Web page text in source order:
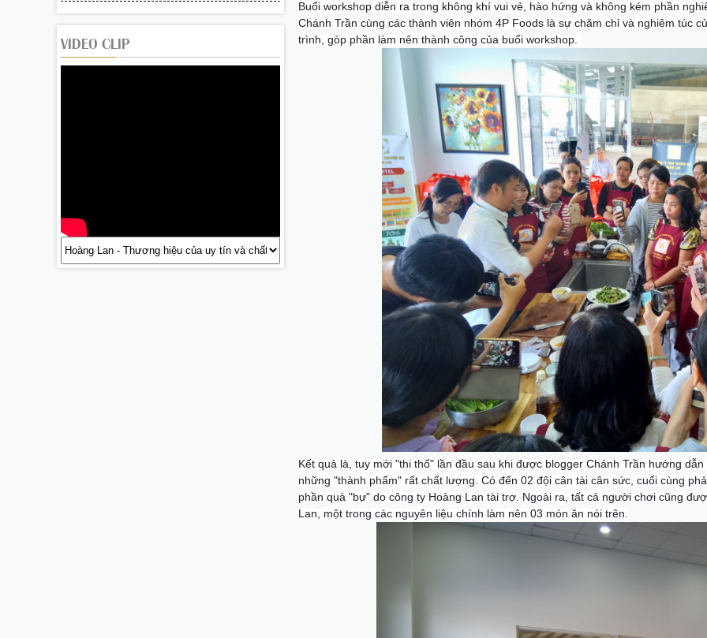
Buổi workshop diễn ra trong không khí vui vẻ, hào hứng và không kém phần
Chánh Trần cùng các thành viên nhóm 4P Foods là sự chăm chỉ và nghiêm túc
trình, góp phần làm nên thành công của buổi workshop.
Kết quả là, tuy mới "thi thố" lần đầu sau khi được blogger Chánh Trần hướng
những "thành phẩm" rất chất lượng. Có đến 02 đội cân tài cân sức, cuối cùng
phần quà "bự" do công ty Hoàng Lan tài trợ. Ngoài ra, tất cả người chơi cũng
Lan, một trong các nguyên liệu chính làm nên 03 món ăn nói trên.
VIDEO CLIP